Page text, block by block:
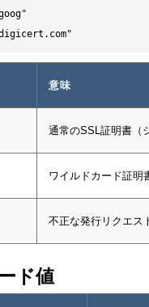
意味
通常のSSL証明書（
ワイルドカード証明
不正な発行リクエス
ド値